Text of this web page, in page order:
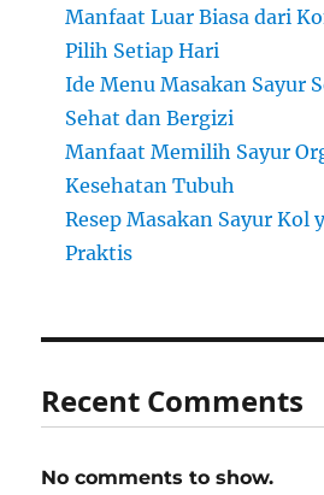
Manfaat Luar Biasa dari
Pilih Setiap Hari
Ide Menu Masakan Sayur
Sehat dan Bergizi
Manfaat Memilih Sayur
Kesehatan Tubuh
Resep Masakan Sayur Kol
Praktis
Recent Comments
No comments to show.